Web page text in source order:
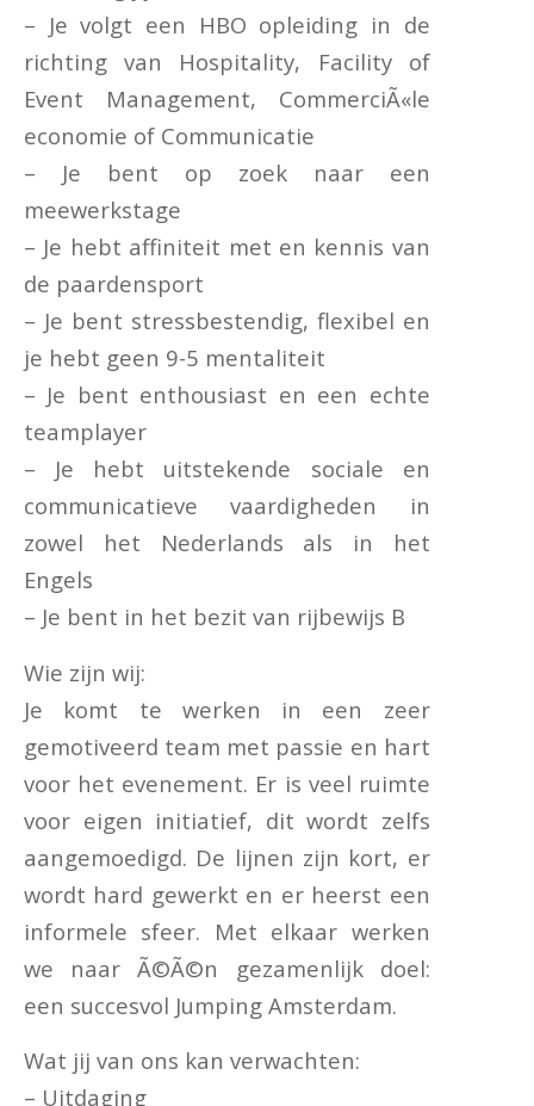
– Je volgt een HBO opleiding in de
richting van Hospitality, Facility of
Event Management, CommerciÃ«le
economie of Communicatie
– Je bent op zoek naar een
meewerkstage
– Je hebt affiniteit met en kennis van
de paardensport
– Je bent stressbestendig, flexibel en
je hebt geen 9-5 mentaliteit
– Je bent enthousiast en een echte
teamplayer
– Je hebt uitstekende sociale en
communicatieve vaardigheden in
zowel het Nederlands als in het
Engels
– Je bent in het bezit van rijbewijs B
Wie zijn wij:
Je komt te werken in een zeer
gemotiveerd team met passie en hart
voor het evenement. Er is veel ruimte
voor eigen initiatief, dit wordt zelfs
aangemoedigd. De lijnen zijn kort, er
wordt hard gewerkt en er heerst een
informele sfeer. Met elkaar werken
we naar Ã©Ã©n gezamenlijk doel:
een succesvol Jumping Amsterdam.
Wat jij van ons kan verwachten:
– Uitdaging